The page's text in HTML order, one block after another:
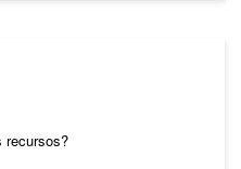
recursos?